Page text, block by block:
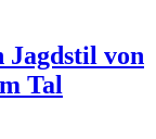
Jagdstil von
Tal